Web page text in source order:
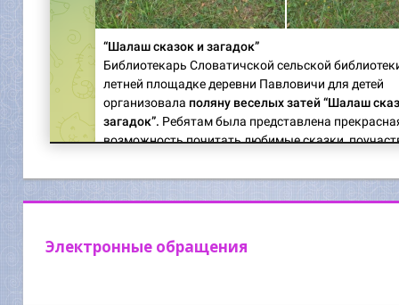
Электронные обращения